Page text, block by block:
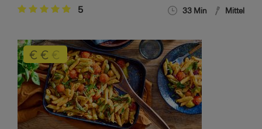
5 33 Min Mittel